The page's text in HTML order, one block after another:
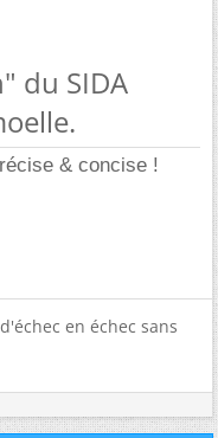
du SIDA
& concise !
en échec sans